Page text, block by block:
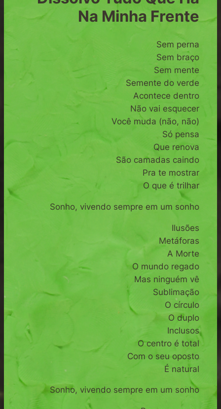
Na Minha Frente
Sem perna
Sem braço
Sem mente
Semente do verde
Acontece dentro
Não vai esquecer
Você muda (não, não)
Só pensa
Que renova
São camadas caindo
Pra te mostrar
O que é trilhar
Sonho, vivendo sempre em um sonho
Ilusões
Metáforas
A Morte
O mundo regado
Mas ninguém vê
Sublimação
O círculo
O duplo
Inclusos
O centro é total
Com o seu oposto
É natural
Sonho, vivendo sempre em um sonho